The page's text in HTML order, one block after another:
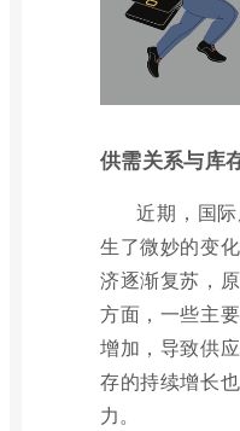
供需关系与库
近期，国
生了微妙的变
济逐渐复苏，
方面，一些主
增加，导致供
存的持续增长
力。